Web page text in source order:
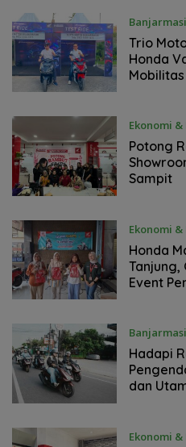
Trio
Honda
Ekonomi &
Juni 2026
Potong
Sampit
Ekonomi &
Honda
Tanjung,
Event
Hadapi
dan
Ekonomi &